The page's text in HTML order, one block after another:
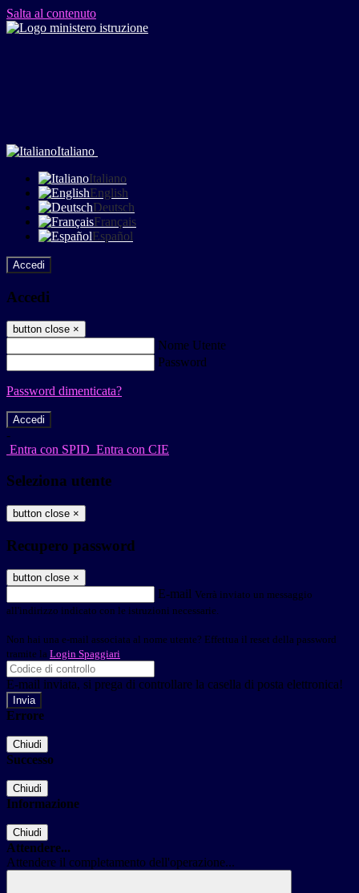
Salta al contenuto
Italiano
Italiano
English
Deutsch
Français
Español
Accedi
Accedi
button close ×
Nome Utente
Password
Password dimenticata?
-
Entra con SPID Entra con CIE
Seleziona utente
button close ×
Recupero password
button close ×
E-mail Verrà inviato un messaggio
all'indirizzo indicato con le istruzioni necessarie.
Non hai una e-mail associata al nome utente? Effettua il reset della password
tramite la Login Spaggiari
E-mail inviata, si prega di controllare la casella di posta elettronica!
Errore
Chiudi
Successo
Chiudi
Informazione
Chiudi
Attendere...
Attendere il completamento dell'operazione...